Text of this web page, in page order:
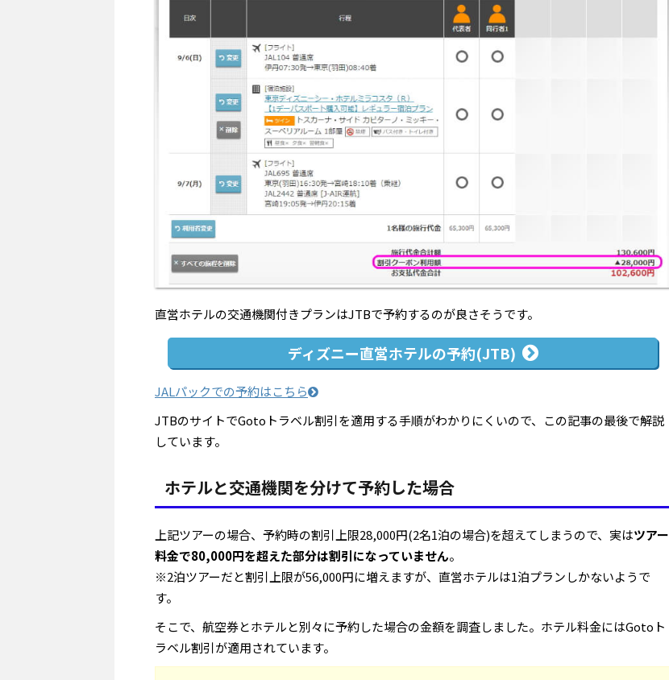
直営ホテルの交通機関付きプランはJTBで予約するのが良さそうです。
ディズニー直営ホテルの予約(JTB)
JALパックでの予約はこちら
JTBのサイトでGotoトラベル割引を適用する手順がわかりにくいので、この記事の最後で解説
しています。
ホテルと交通機関を分けて予約した場合
上記ツアーの場合、予約時の割引上限28,000円(2名1泊の場合)を超えてしまうので、実はツアー
料金で80,000円を超えた部分は割引になっていません。
※2泊ツアーだと割引上限が56,000円に増えますが、直営ホテルは1泊プランしかないようで
す。
そこで、航空券とホテルと別々に予約した場合の金額を調査しました。ホテル料金にはGotoト
ラベル割引が適用されています。